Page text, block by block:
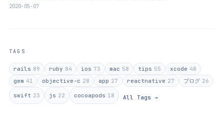
2020-05-07
TAGS
rails 89 ruby 84 ios 73 mac 58 tips 55 xcode 48
gem 41 objective-c 28 app 27 reactnative 27 ブログ 26
swift 23 js 22 cocoapods 18 All Tags →